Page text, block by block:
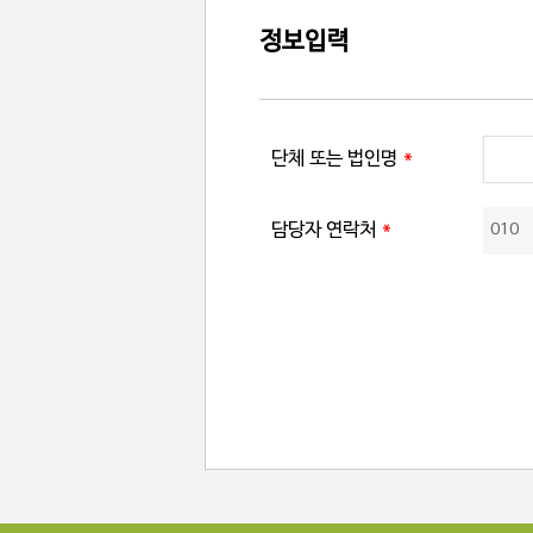
정보입력
단체 또는 법인명 *
담당자 연락처 *